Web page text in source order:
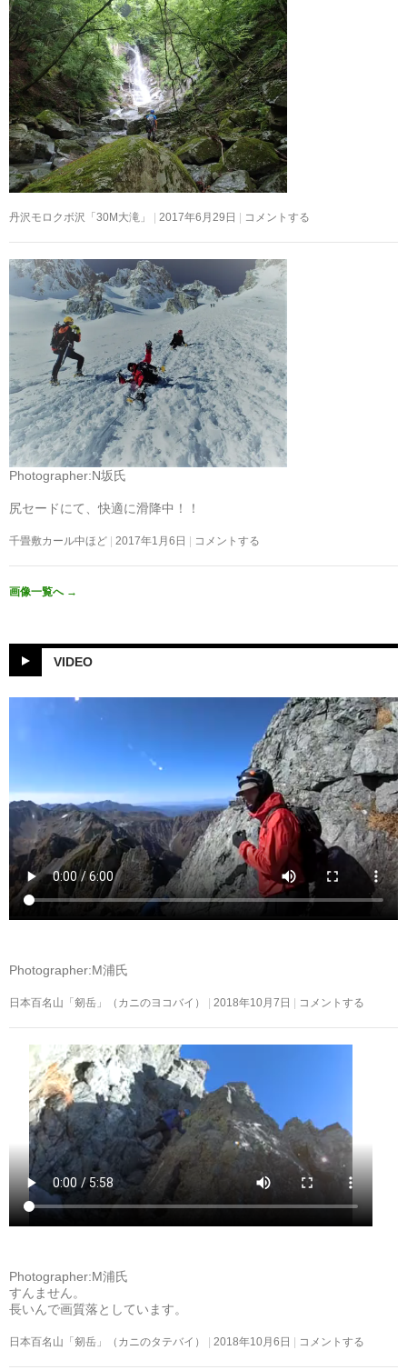
丹沢モロクボ沢「30M大滝」 2017年6月29日 コメントする
Photographer:N坂氏
尻セードにて、快適に滑降中！！
千畳敷カール中ほど 2017年1月6日 コメントする
画像一覧へ →
VIDEO
Photographer:M浦氏
日本百名山「剱岳」（カニのヨコバイ） 2018年10月7日 コメントする
Photographer:M浦氏
すんません。
長いんで画質落としています。
日本百名山「剱岳」（カニのタテバイ） 2018年10月6日 コメントする